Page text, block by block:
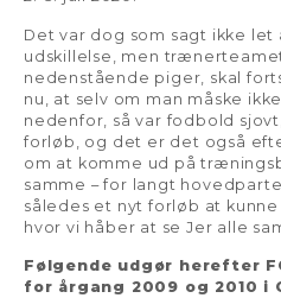
Det var dog som sagt ikke let
udskillelse, men
nedenstående piger, skal
nu, at selv om man måske
nedenfor, så var fodbold
forløb, og det er det også
om at komme ud på
samme – for langt
således et nyt forløb at
hvor vi håber at se Jer alle
Følgende udgør herefter
for årgang 2009 og 2010 i